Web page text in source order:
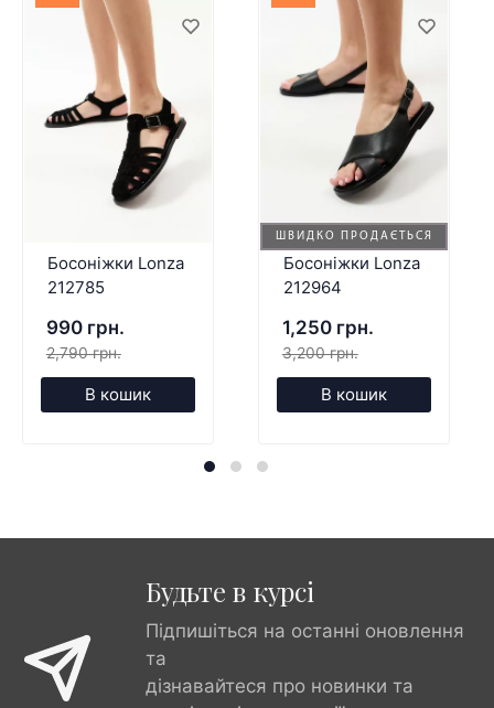
Босоніжки Lonza
212785
990 грн.
2,790 грн.
В кошик
ШВИДКО ПРОДАЄТЬСЯ
Босоніжки Lonza
212964
1,250 грн.
3,200 грн.
В кошик
Будьте в курсі
Підпишіться на останні оновлення
та
дізнавайтеся про новинки та